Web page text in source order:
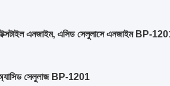
এনজাইম, এসিড সেলুলাসে এনজাইম BP-1201
সেলুলাজ BP-1201